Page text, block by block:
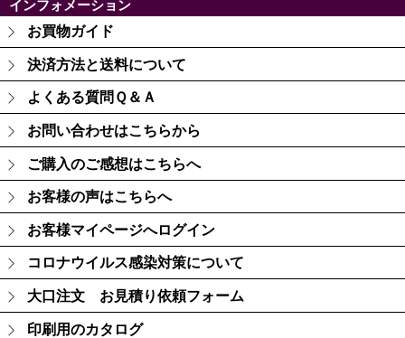
インフォメーション
お買物ガイド
決済方法と送料について
よくある質問Ｑ＆Ａ
お問い合わせはこちらから
ご購入のご感想はこちらへ
お客様の声はこちらへ
お客様マイページへログイン
コロナウイルス感染対策について
大口注文 お見積り依頼フォーム
印刷用のカタログ